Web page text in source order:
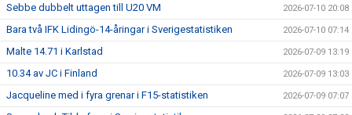
Sebbe dubbelt uttagen till U20 VM 2026-07-10 20:08
Bara två IFK Lidingö-14-åringar i Sverigestatistiken 2026-07-10 07:14
Malte 14.71 i Karlstad 2026-07-09 13:19
10.34 av JC i Finland 2026-07-09 13:03
Jacqueline med i fyra grenar i F15-statistiken 2026-07-09 07:07